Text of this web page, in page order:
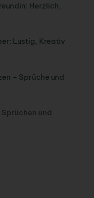
Herzlich,
Lustig, Kreativ
– Sprüche und
und